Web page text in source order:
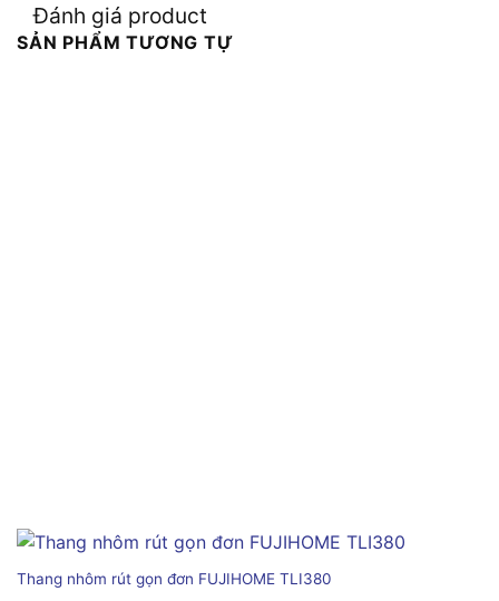
Đánh giá product
SẢN PHẨM TƯƠNG TỰ
Thang nhôm rút gọn đơn FUJIHOME TLI380